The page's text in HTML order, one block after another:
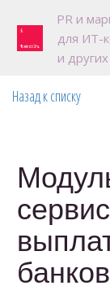
PR и
для ИТ-
и
Назад к списку
банков